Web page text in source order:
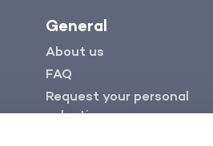
General
About us
FAQ
Request your personal
selection